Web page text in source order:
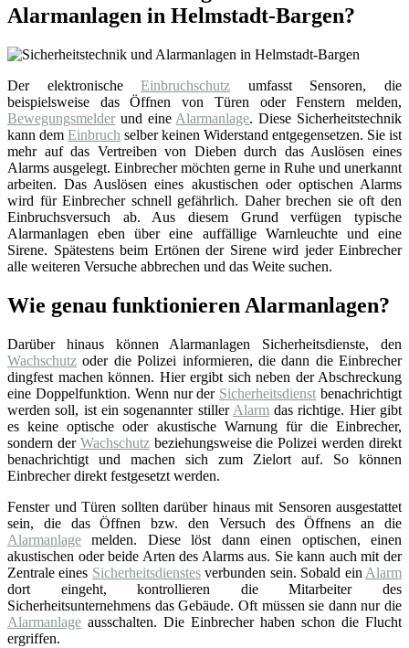
Alarmanlagen in Helmstadt-Bargen?
Der elektronischeEinbruchschutz umfasst Sensoren, die
beispielsweise das Öffnen von Türen oder Fenstern melden,
Bewegungsmelder und eine Alarmanlage. Diese Sicherheitstechnik
kann dem Einbruch selber keinen Widerstand entgegensetzen. Sie ist
mehr auf das Vertreiben von Dieben durch das Auslösen eines
Alarms ausgelegt. Einbrecher möchten gerne in Ruhe und unerkannt
arbeiten. Das Auslösen eines akustischen oder optischen Alarms
wird für Einbrecher schnell gefährlich. Daher brechen sie oft den
Einbruchsversuch ab. Aus diesem Grund verfügen typische
Alarmanlagen eben über eine auffällige Warnleuchte und eine
Sirene. Spätestens beim Ertönen der Sirene wird jeder Einbrecher
alle weiteren Versuche abbrechen und das Weite suchen.
Wie genau funktionieren Alarmanlagen?
Darüber hinaus können Alarmanlagen Sicherheitsdienste, den
Wachschutz oder die Polizei informieren, die dann die Einbrecher
dingfest machen können. Hier ergibt sich neben der Abschreckung
eine Doppelfunktion. Wenn nur der Sicherheitsdienst benachrichtigt
werden soll, ist ein sogenannter stiller Alarmdas richtige. Hier gibt
es keine optische oder akustische Warnung für die Einbrecher,
sondern der Wachschutzbeziehungsweise die Polizei werden direkt
benachrichtigt und machen sich zum Zielort auf. So können
Einbrecher direkt festgesetzt werden.
Fenster und Türen sollten darüber hinaus mit Sensoren ausgestattet
sein, die das Öffnen bzw. den Versuch des Öffnens an die
Alarmanlage melden. Diese löst dann einen optischen, einen
akustischen oder beide Arten des Alarms aus. Sie kann auch mit der
Zentrale eines Sicherheitsdienstesverbunden sein. Sobald ein Alarm
dort eingeht, kontrollieren die Mitarbeiter des
Sicherheitsunternehmens das Gebäude. Oft müssen sie dann nur die
Alarmanlage ausschalten. Die Einbrecher haben schon die Flucht
ergriffen.